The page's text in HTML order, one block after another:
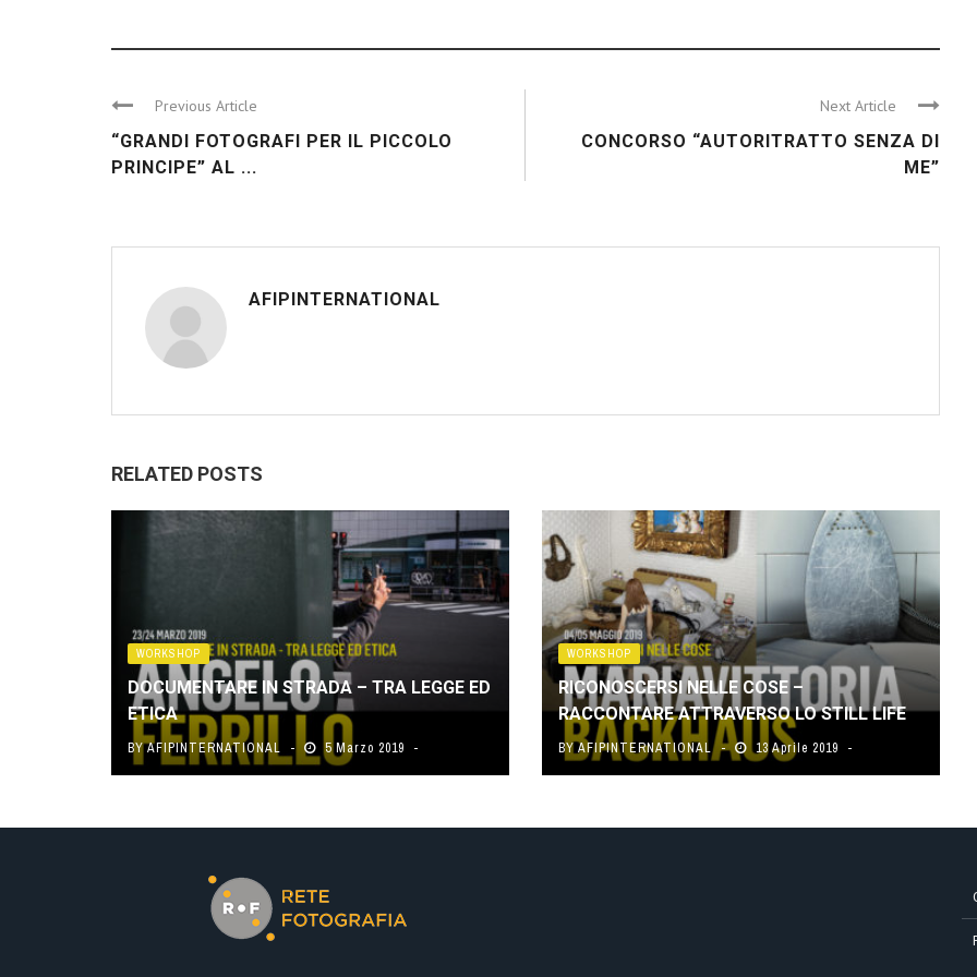
Previous Article
“GRANDI FOTOGRAFI PER IL PICCOLO
PRINCIPE” AL ...
Next Article
CONCORSO “AUTORITRATTO SENZA DI
ME”
AFIPINTERNATIONAL
RELATED POSTS
WORKSHOP
DOCUMENTARE IN STRADA – TRA LEGGE ED
ETICA
BYAFIPINTERNATIONAL 5 Marzo 2019
WORKSHOP
RICONOSCERSI NELLE COSE –
RACCONTARE ATTRAVERSO LO STILL LIFE
BYAFIPINTERNATIONAL 13 Aprile 2019